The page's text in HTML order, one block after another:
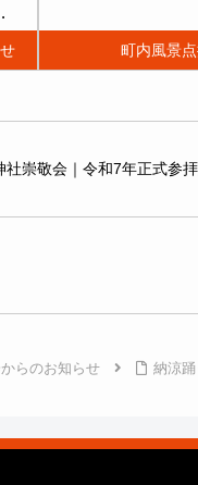
町内風景
から現在まで５０
わたって続いて
去一度もないそ
緒に「大祓詞（お
社崇敬会｜令和7年正式参
らのお知らせ 納涼踊